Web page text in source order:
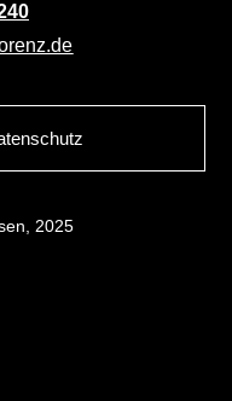
2025